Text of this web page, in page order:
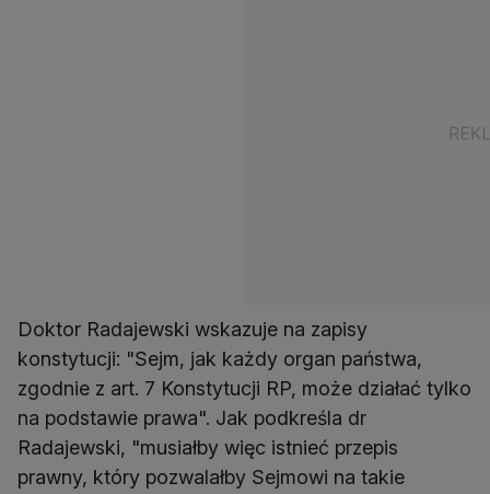
Doktor Radajewski wskazuje na zapisy
konstytucji: "Sejm, jak każdy organ państwa,
zgodnie z art. 7 Konstytucji RP, może działać tylko
na podstawie prawa". Jak podkreśla dr
Radajewski, "musiałby więc istnieć przepis
prawny, który pozwalałby Sejmowi na takie